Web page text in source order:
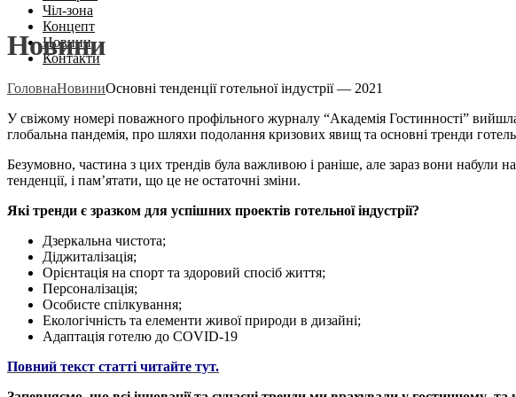
Чіл-зона
Концепт
Новини
Контакти
Новини
ГоловнаНовиниОсновні тенденції готельної індустрії — 2021
У свіжому номері поважного профільного журналу “Академія Гостинності”
глобальна пандемія, про шляхи подолання кризових явищ та основні тренди
Безумовно, частина з цих трендів була важливою і раніше, але зараз вони набули
тенденції, і пам’ятати, що це не остаточні зміни.
Які тренди є зразком для успішних проектів готельної індустрії?
Дзеркальна чистота;
Діджиталізація;
Орієнтація на спорт та здоровий спосіб життя;
Персоналізація;
Особисте спілкування;
Екологічність та елементи живої природи в дизайні;
Адаптація готелю до COVID-19
Повний текст статті читайте тут.